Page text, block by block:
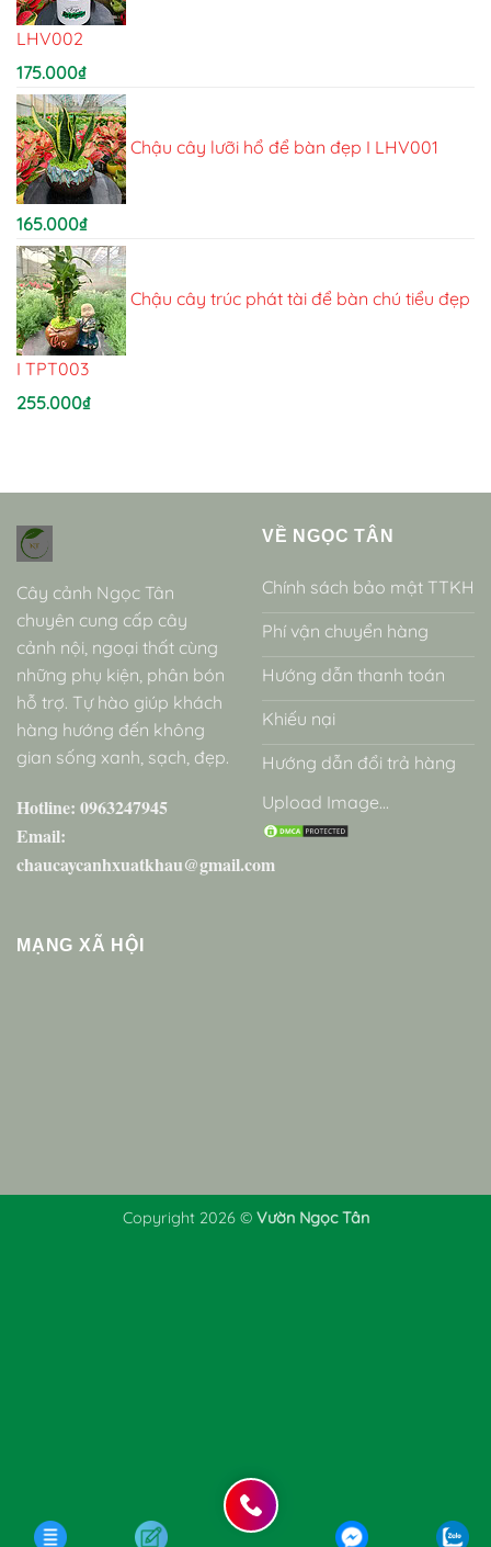
LHV002
175.000₫
Chậu cây lưỡi hổ để bàn đẹp I LHV001
165.000₫
Chậu cây trúc phát tài để bàn chú tiểu đẹp
I TPT003
255.000₫
Cây cảnh Ngọc Tân
chuyên cung cấp cây
cảnh nội, ngoại thất cùng
những phụ kiện, phân bón
hỗ trợ. Tự hào giúp khách
hàng hướng đến không
gian sống xanh, sạch, đẹp.
Hotline: 0963247945
Email:
chaucaycanhxuatkhau@gmail.com
VỀ NGỌC TÂN
Chính sách bảo mật TTKH
Phí vận chuyển hàng
Hướng dẫn thanh toán
Khiếu nại
Hướng dẫn đổi trả hàng
Upload Image...
MẠNG XÃ HỘI
Copyright 2026 © Vườn Ngọc Tân